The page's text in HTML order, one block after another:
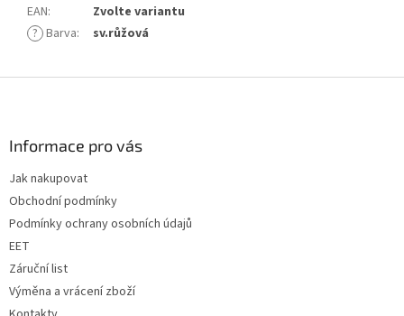
EAN:
Zvolte variantu
? Barva: sv.růžová
Informace pro vás
Jak nakupovat
Obchodní podmínky
Podmínky ochrany osobních údajů
EET
Záruční list
Výměna a vrácení zboží